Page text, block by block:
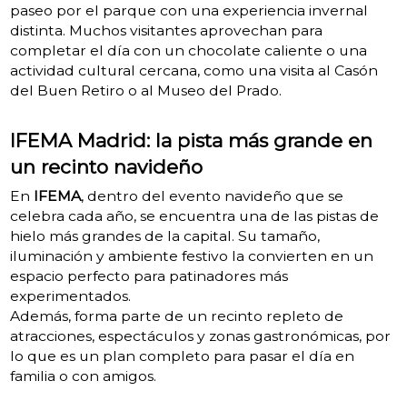
paseo por el parque con una experiencia invernal
distinta. Muchos visitantes aprovechan para
completar el día con un chocolate caliente o una
actividad cultural cercana, como una visita al Casón
del Buen Retiro o al Museo del Prado.
IFEMA Madrid: la pista más grande en
un recinto navideño
En IFEMA, dentro del evento navideño que se
celebra cada año, se encuentra una de las pistas de
hielo más grandes de la capital. Su tamaño,
iluminación y ambiente festivo la convierten en un
espacio perfecto para patinadores más
experimentados.
Además, forma parte de un recinto repleto de
atracciones, espectáculos y zonas gastronómicas, por
lo que es un plan completo para pasar el día en
familia o con amigos.